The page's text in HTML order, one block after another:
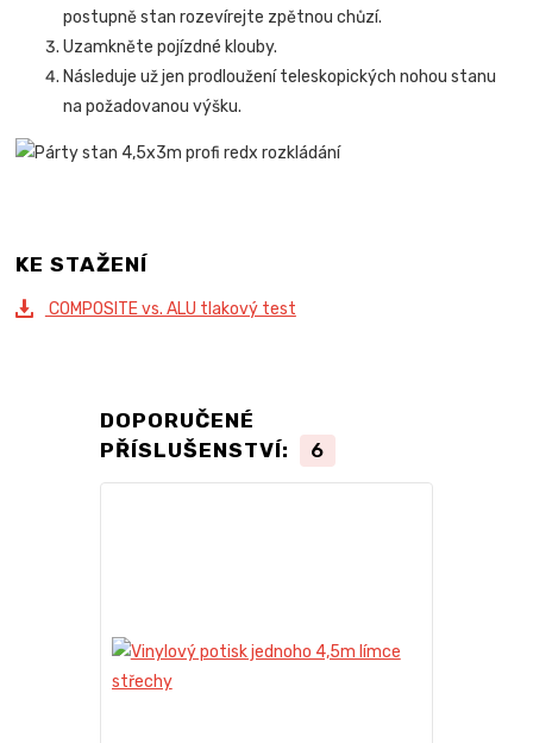
postupně stan rozevírejte zpětnou chůzí.
Uzamkněte pojízdné klouby.
Následuje už jen prodloužení teleskopických nohou stanu
na požadovanou výšku.
KE STAŽENÍ
COMPOSITE vs. ALU tlakový test
DOPORUČENÉ
PŘÍSLUŠENSTVÍ:
6